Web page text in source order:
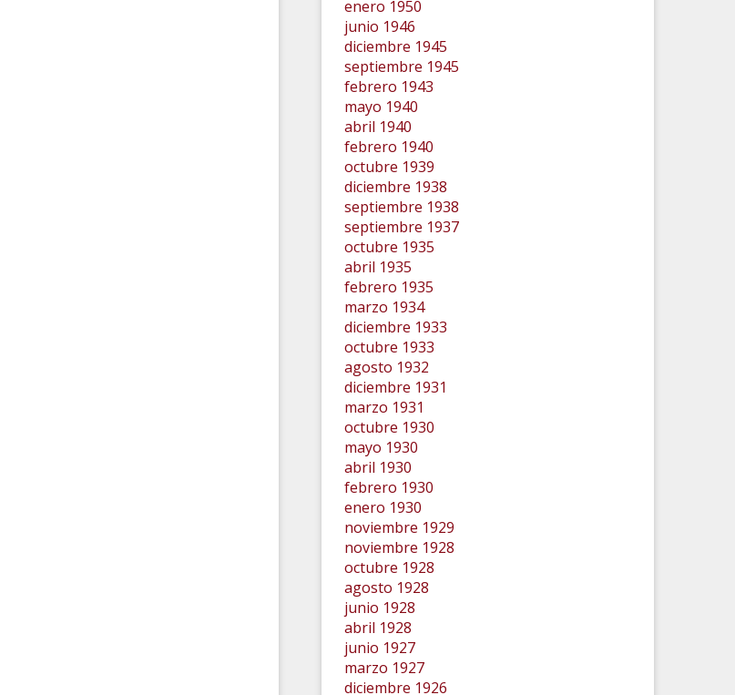
enero 1950
junio 1946
diciembre 1945
septiembre 1945
febrero 1943
mayo 1940
abril 1940
febrero 1940
octubre 1939
diciembre 1938
septiembre 1938
septiembre 1937
octubre 1935
abril 1935
febrero 1935
marzo 1934
diciembre 1933
octubre 1933
agosto 1932
diciembre 1931
marzo 1931
octubre 1930
mayo 1930
abril 1930
febrero 1930
enero 1930
noviembre 1929
noviembre 1928
octubre 1928
agosto 1928
junio 1928
abril 1928
junio 1927
marzo 1927
diciembre 1926